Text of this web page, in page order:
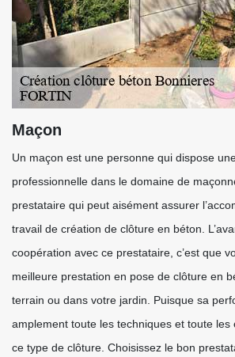
Maçon
Un maçon est une personne qui dispose
professionnelle dans le domaine de
prestataire qui peut aisément assurer
travail de création de clôture en béton.
coopération avec ce prestataire, c’est que
meilleure prestation en pose de clôture en
terrain ou dans votre jardin. Puisque sa
amplement toute les techniques et toute
ce type de clôture. Choisissez le bon